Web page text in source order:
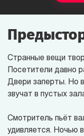
Странные вещи
Посетители давно
Двери заперты. Но
звучат в пустых
Смотритель пьёт
удивляется. Ночью